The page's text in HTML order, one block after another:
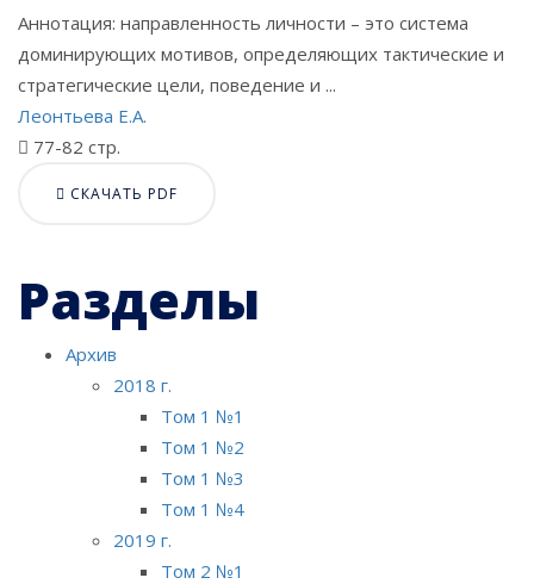
Аннотация: направленность личности – это система
доминирующих мотивов, определяющих тактические и
стратегические цели, поведение и ...
Леонтьева Е.А.
77-82 стр.
СКАЧАТЬ PDF
Разделы
Архив
2018 г.
Том 1 №1
Том 1 №2
Том 1 №3
Том 1 №4
2019 г.
Том 2 №1